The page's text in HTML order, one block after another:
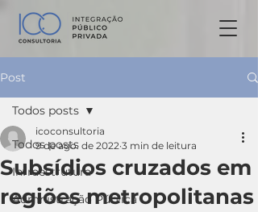
Post
Todos posts
Infraestrutura
Admnistração Pública
Todos posts
Subsídios cruzados em
regiões metropolitanas
icoconsultoria
9 de ago. de 2022 3 min de leitura